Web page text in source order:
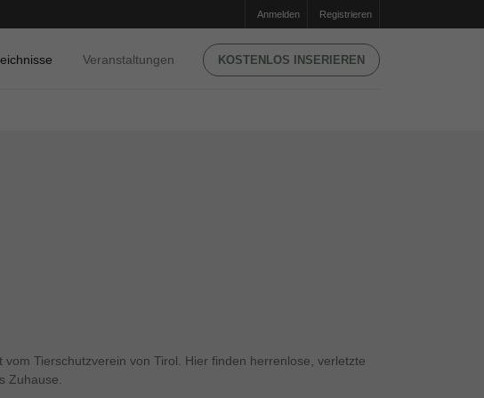
Anmelden Registrieren
Veranstaltungen KOSTENLOS INSERIEREN
Tierschutzverein von Tirol. Hier finden herrenlose, verletzte
Zuhause.